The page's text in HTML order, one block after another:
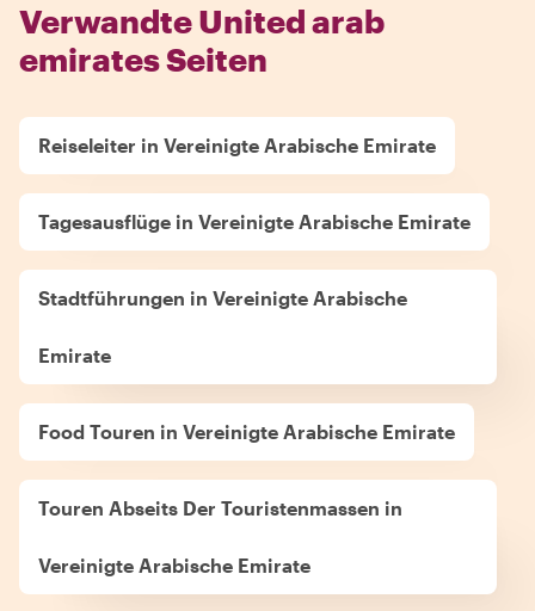
Verwandte United arab
emirates Seiten
Reiseleiter in Vereinigte Arabische Emirate
Tagesausflüge in Vereinigte Arabische Emirate
Stadtführungen in Vereinigte Arabische
Emirate
Food Touren in Vereinigte Arabische Emirate
Touren Abseits Der Touristenmassen in
Vereinigte Arabische Emirate